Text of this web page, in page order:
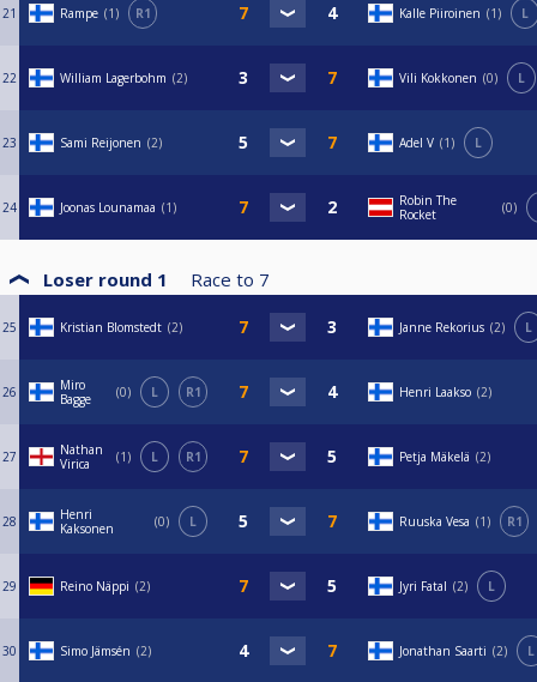
21 Rampe 1 R1 Kalle Piiroinen 1 L
22 William Lagerbohm 2 Vili Kokkonen 0 L
23 Sami Reijonen 2 Adel V 1 L
24 Joonas Lounamaa 1
Robin The
Rocket
0
Loser round 1 Race to 7
25 Kristian Blomstedt 2 Janne Rekorius 2 L
26
Miro
Bagge
0 L R1 Henri Laakso 2
27
Nathan
Virica
1 L R1 Petja Mäkelä 2
28
Henri
Kaksonen
0 L Ruuska Vesa 1 R1
29 Reino Näppi 2 Jyri Fatal 2 L
30 Simo Jämsén 2 Jonathan Saarti 2 L